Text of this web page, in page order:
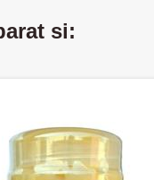
si: